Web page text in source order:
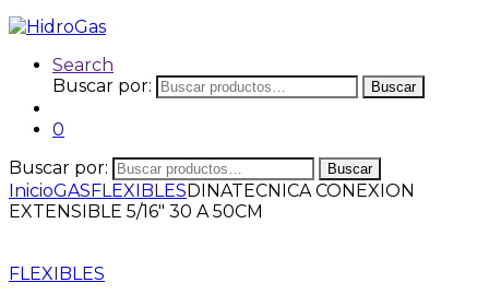
Search
Buscar por:
Buscar
0
Buscar por:
Buscar
InicioGASFLEXIBLESDINATECNICA CONEXION
EXTENSIBLE 5/16″ 30 A 50CM
FLEXIBLES